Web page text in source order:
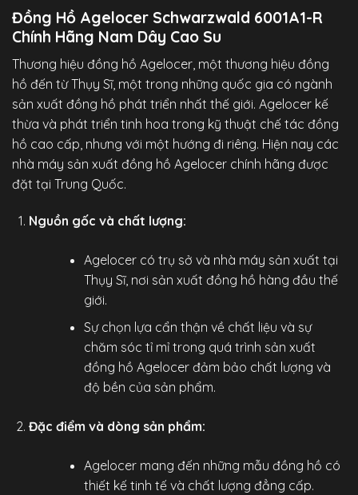
Đồng Hồ Agelocer Schwarzwald 6001A1-R
Chính Hãng Nam Dây Cao Su
Thương hiệu đồng hồ Agelocer, một thương hiệu đồng
hồ đến từ Thụy Sĩ, một trong những quốc gia có ngành
sản xuất đồng hồ phát triển nhất thế giới. Agelocer kế
thừa và phát triển tinh hoa trong kỹ thuật chế tác đồng
hồ cao cấp, nhưng với một hướng đi riêng. Hiện nay các
nhà máy sản xuất đồng hồ Agelocer chính hãng được
đặt tại Trung Quốc.
Nguồn gốc và chất lượng:
Agelocer có trụ sở và nhà máy sản xuất tại
Thụy Sĩ, nơi sản xuất đồng hồ hàng đầu thế
giới.
Sự chọn lựa cẩn thận về chất liệu và sự
chăm sóc tỉ mỉ trong quá trình sản xuất
đồng hồ Agelocer đảm bảo chất lượng và
độ bền của sản phẩm.
Đặc điểm và dòng sản phẩm:
Agelocer mang đến những mẫu đồng hồ có
thiết kế tinh tế và chất lượng đẳng cấp.